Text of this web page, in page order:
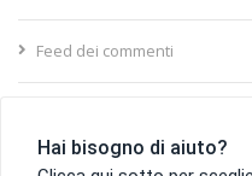
Feed dei commenti